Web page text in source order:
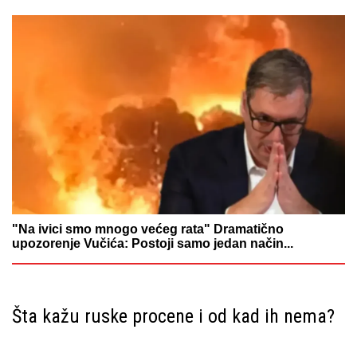
"Na ivici smo mnogo većeg rata" Dramatično
upozorenje Vučića: Postoji samo jedan način...
Šta kažu ruske procene i od kad ih nema?